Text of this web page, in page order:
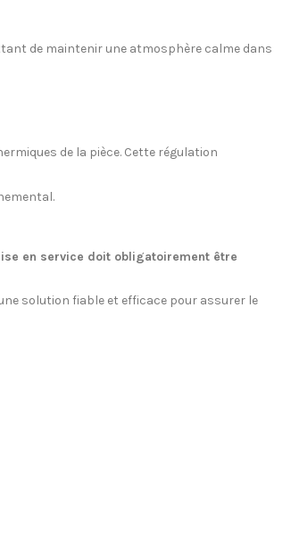
de maintenir une atmosphère calme dans
de la pièce. Cette régulation
en service doit obligatoirement être
solution fiable et efficace pour assurer le